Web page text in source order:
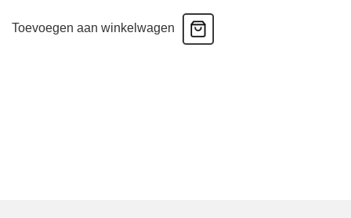
-
Toevoegen aan winkelwagen